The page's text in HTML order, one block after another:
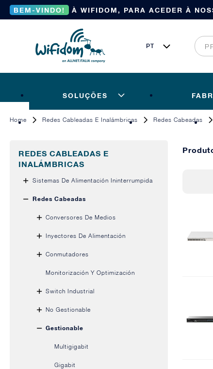
BEM-VINDO! À WIFIDOM, PARA ACEDER À
SOLUÇÕES
Home Redes Cableadas E Inalámbricas Redes Cabeadas
REDES CABLEADAS E
INALÁMBRICAS
Sistemas De Alimentación Ininterrumpida
Redes Cabeadas
Conversores De Medios
Inyectores De Alimentación
Conmutadores
Monitorización Y Optimización
Switch Industrial
No Gestionable
Gestionable
Multigigabit
Gigabit